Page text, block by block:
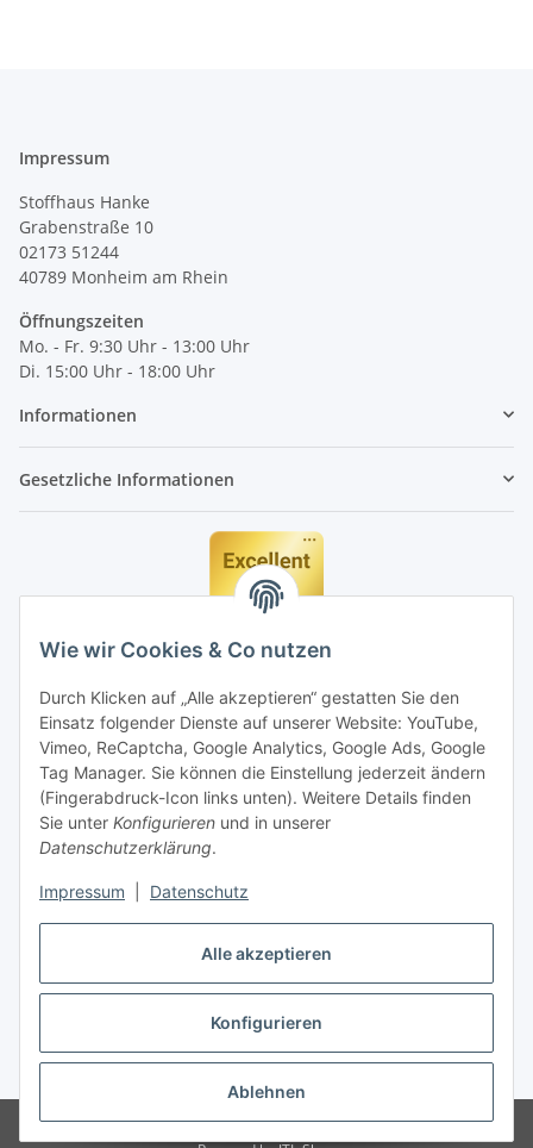
Alle akzeptieren
Konfigurieren
Ablehnen
Wie wir Cookies & Co nutzen
Durch Klicken auf „Alle akzeptieren“ gestatten Sie den
Einsatz folgender Dienste auf unserer Website: YouTube,
Vimeo, ReCaptcha, Google Analytics, Google Ads, Google
Tag Manager. Sie können die Einstellung jederzeit ändern
(Fingerabdruck-Icon links unten). Weitere Details finden
Sie unter Konfigurieren und in unserer
Datenschutzerklärung.
Impressum Datenschutz
Impressum
Stoffhaus Hanke
Grabenstraße 10
02173 51244
40789 Monheim am Rhein
Öffnungszeiten
Mo. - Fr. 9:30 Uhr - 13:00 Uhr
Di. 15:00 Uhr - 18:00 Uhr
Informationen
Gesetzliche Informationen
Vertrag widerrufen
* Alle Preise inkl. gesetzlicher MwSt., zzgl.Versand
© Stoffhaus Hanke